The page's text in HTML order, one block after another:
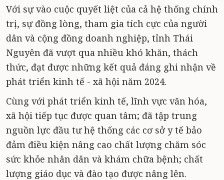
Với sự vào cuộc quyết liệt của cả hệ thống chính
trị, sự đồng lòng, tham gia tích cực của người
dân và cộng đồng doanh nghiệp, tỉnh Thái
Nguyên đã vượt qua nhiều khó khăn, thách
thức, đạt được những kết quả đáng ghi nhận về
phát triển kinh tế - xã hội năm 2024.
Cùng với phát triển kinh tế, lĩnh vực văn hóa,
xã hội tiếp tục được quan tâm; đã tập trung
nguồn lực đầu tư hệ thống các cơ sở y tế bảo
đảm điều kiện nâng cao chất lượng chăm sóc
sức khỏe nhân dân và khám chữa bệnh; chất
lượng giáo dục và đào tạo được nâng lên.